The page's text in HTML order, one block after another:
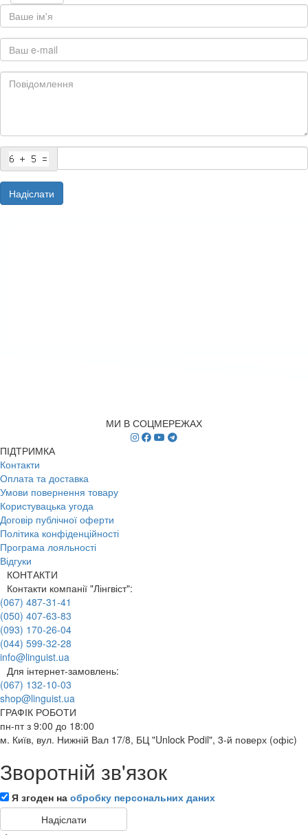
Надіслати
МИ В СОЦМЕРЕЖАХ
ПІДТРИМКА
Контакти
Оплата та доставка
Умови повернення товару
Користувацька угода
Договір публічної оферти
Політика конфіденційності
Програма лояльності
Відгуки
КОНТАКТИ
Контакти компанії "Лінгвіст":
(067) 487-31-41
(050) 407-63-83
(093) 170-26-04
(044) 599-32-28
info@linguist.ua
Для інтернет-замовлень:
(067) 132-10-03
shop@linguist.ua
ГРАФІК РОБОТИ
пн-пт з 9:00 до 18:00
м. Київ, вул. Нижній Вал 17/8, БЦ "Unlock Podil", 3-й поверх (офіс)
Зворотній зв'язок
Я згоден на обробку персональних даних